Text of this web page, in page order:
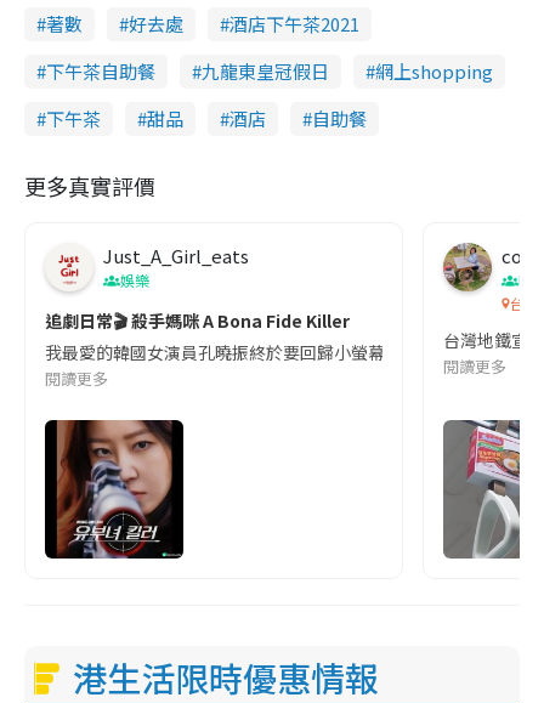
著數 好去處
酒店下午茶2021
下午茶自助餐
九龍東皇冠假日
網上shopping
下午茶
甜品 酒店 自助餐
更多真實評價
Just_A_Girl_eats
娛樂
追劇日常🎬 殺手媽咪 A Bona Fide Killer
我最愛的韓國女演員孔曉振終於要回歸小螢幕啦!這次的劇本改編
閱讀更多
co
吹
台灣
台灣地鐵宣
閱讀更多
港生活限時優惠情報